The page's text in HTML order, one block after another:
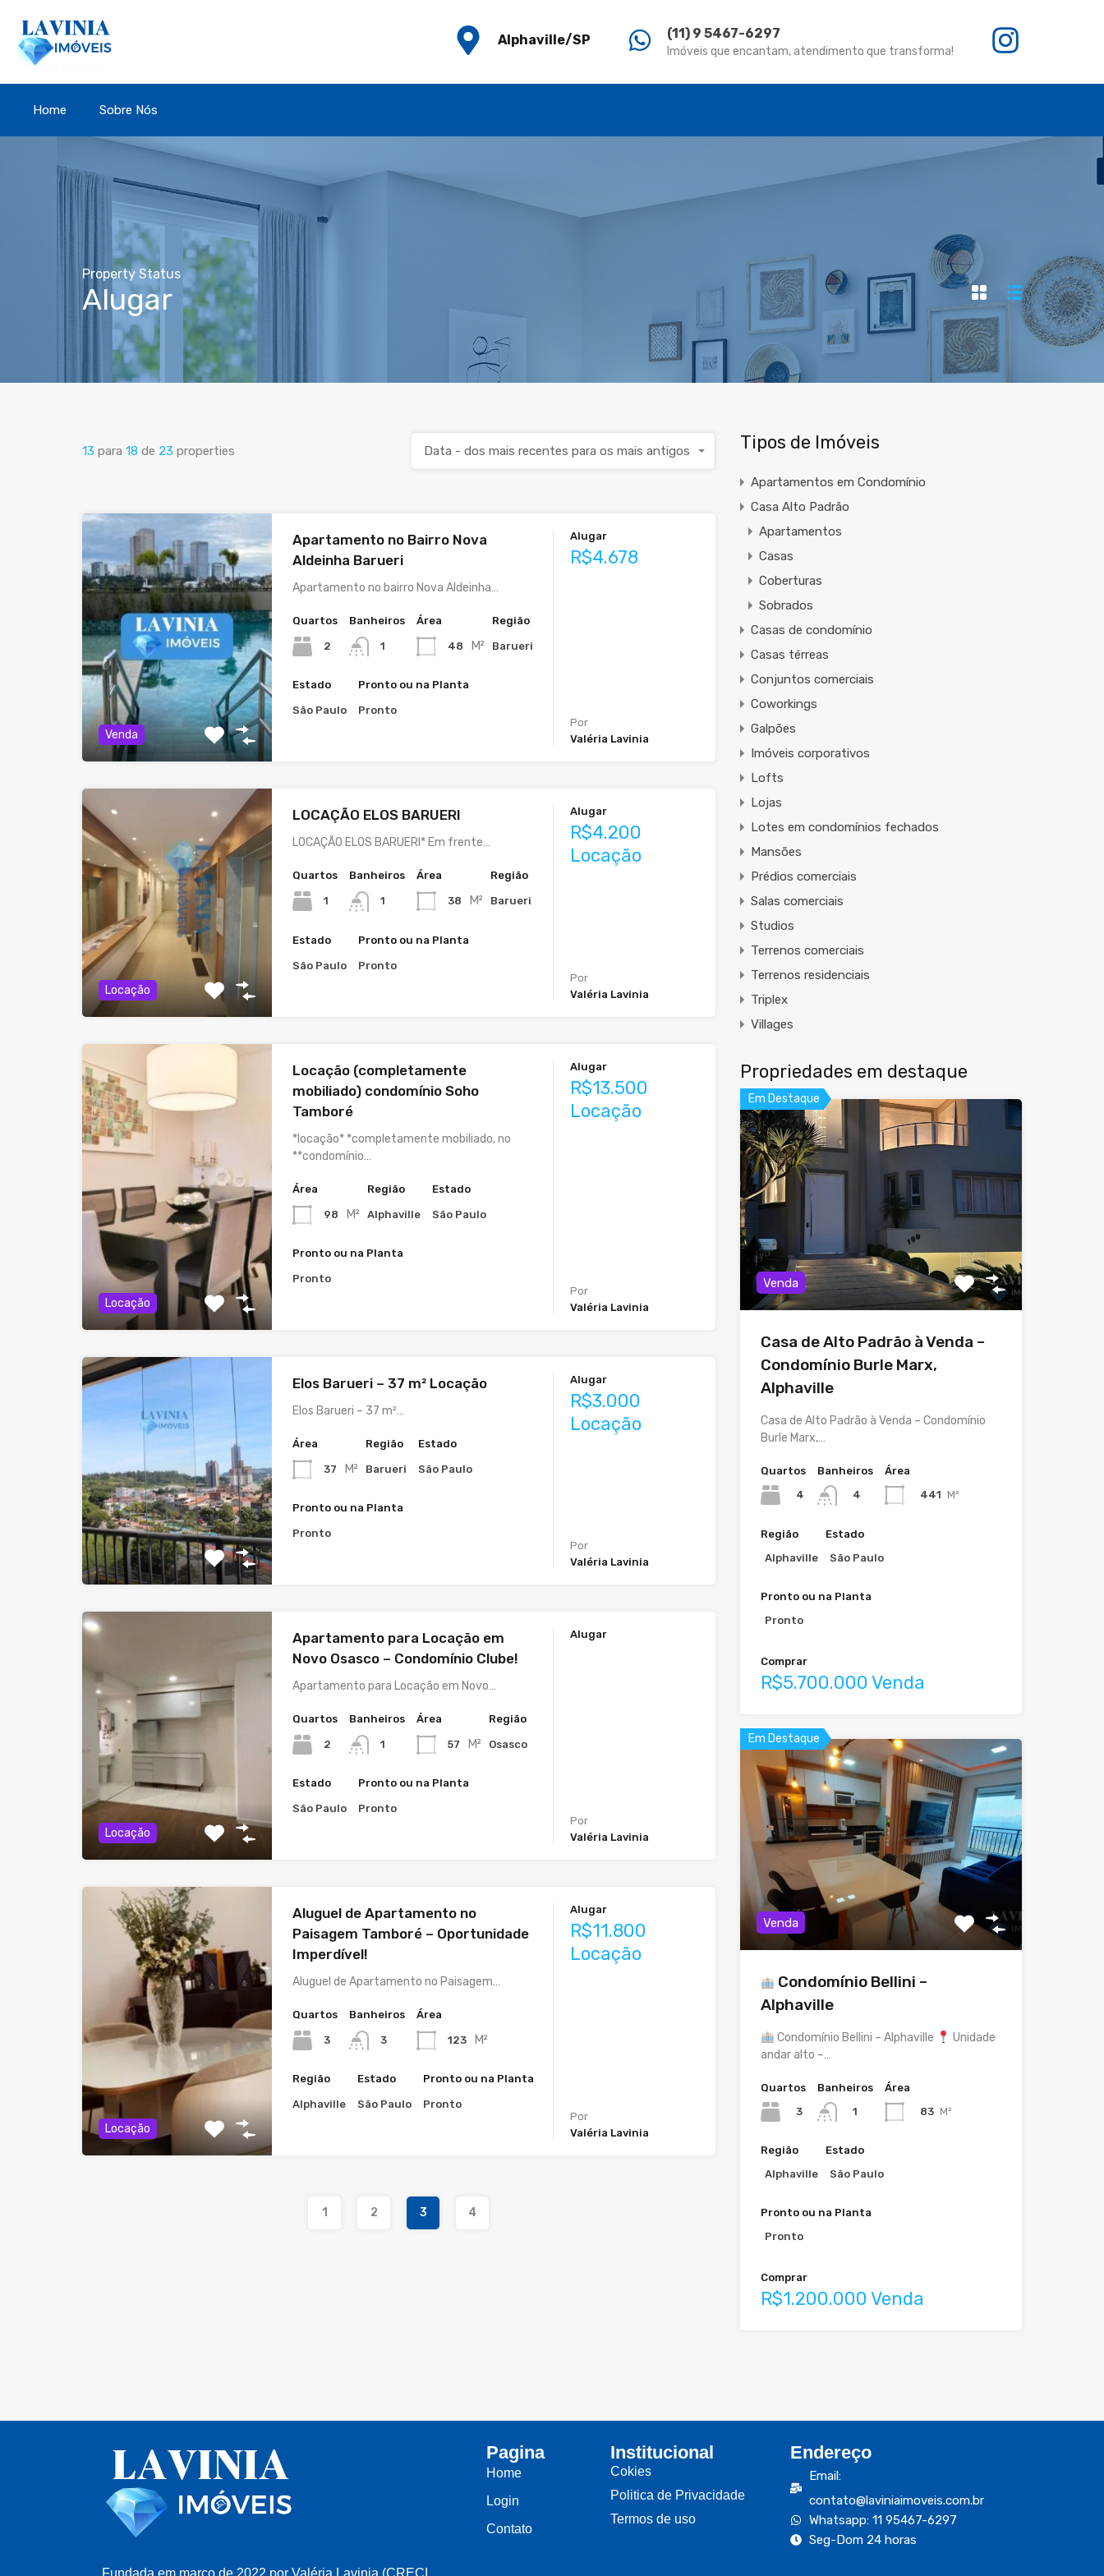
Alphaville/SP (11) 9 5467-6297
Imóveis que encantam, atendimento que transforma!
Home Sobre Nós
Property Status
Alugar
13 para 18 de 23 properties Data - dos mais recentes para os mais antigos
Venda
Apartamento no Bairro Nova
Aldeinha Barueri
Apartamento no bairro Nova Aldeinha…
Quartos
2
Banheiros
1
Área
48 M²
Região
Barueri
Estado
São Paulo
Pronto ou na Planta
Pronto
Alugar
R$4.678
Por
Valéria Lavinia
Locação
LOCAÇÃO ELOS BARUERI
LOCAÇÃO ELOS BARUERI* Em frente…
Quartos
1
Banheiros
1
Área
38 M²
Região
Barueri
Estado
São Paulo
Pronto ou na Planta
Pronto
Alugar
R$4.200
Locação
Por
Valéria Lavinia
Locação
Locação (completamente
mobiliado) condomínio Soho
Tamboré
*locação* *completamente mobiliado, no
**condomínio…
Área
98 M²
Região
Alphaville
Estado
São Paulo
Pronto ou na Planta
Pronto
Alugar
R$13.500
Locação
Por
Valéria Lavinia
Elos Barueri – 37 m² Locação
Elos Barueri – 37 m²…
Área
37 M²
Região
Barueri
Estado
São Paulo
Pronto ou na Planta
Pronto
Alugar
R$3.000
Locação
Por
Valéria Lavinia
Locação
Apartamento para Locação em
Novo Osasco – Condomínio Clube!
Apartamento para Locação em Novo…
Quartos
2
Banheiros
1
Área
57 M²
Região
Osasco
Estado
São Paulo
Pronto ou na Planta
Pronto
Alugar
Por
Valéria Lavinia
Locação
Aluguel de Apartamento no
Paisagem Tamboré – Oportunidade
Imperdível!
Aluguel de Apartamento no Paisagem…
Quartos
3
Banheiros
3
Área
123 M²
Região
Alphaville
Estado
São Paulo
Pronto ou na Planta
Pronto
Alugar
R$11.800
Locação
Por
Valéria Lavinia
1 2 3 4
Tipos de Imóveis
Apartamentos em Condomínio
Casa Alto Padrão
Apartamentos
Casas
Coberturas
Sobrados
Casas de condomínio
Casas térreas
Conjuntos comerciais
Coworkings
Galpões
Imóveis corporativos
Lofts
Lojas
Lotes em condomínios fechados
Mansões
Prédios comerciais
Salas comerciais
Studios
Terrenos comerciais
Terrenos residenciais
Triplex
Villages
Propriedades em destaque
Em Destaque
Venda
Casa de Alto Padrão à Venda –
Condomínio Burle Marx,
Alphaville
Casa de Alto Padrão à Venda – Condomínio
Burle Marx,…
Quartos
4
Banheiros
4
Área
441 M²
Região
Alphaville
Estado
São Paulo
Pronto ou na Planta
Pronto
Comprar
R$5.700.000 Venda
Em Destaque
Venda
Condomínio Bellini –
Alphaville
Condomínio Bellini – Alphaville
Unidade
andar alto –…
Quartos
3
Banheiros
1
Área
83 M²
Região
Alphaville
Estado
São Paulo
Pronto ou na Planta
Pronto
Comprar
R$1.200.000 Venda
Pagina
Home
Login
Contato
Institucional
Cokies
Politica de Privacidade
Termos de uso
Endereço
Email:
contato@laviniaimoveis.com.br
Whatsapp: 11 95467-6297
Seg-Dom 24 horas